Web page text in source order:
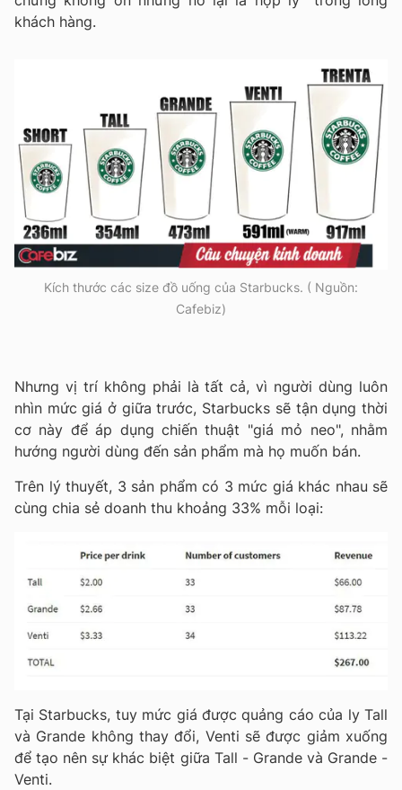
khách hàng.
Kích thước các size đồ uống của Starbucks. ( Nguồn:
Cafebiz)
Nhưng vị trí không phải là tất cả, vì người dùng luôn
nhìn mức giá ở giữa trước, Starbucks sẽ tận dụng thời
cơ này để áp dụng chiến thuật "giá mỏ neo", nhằm
hướng người dùng đến sản phẩm mà họ muốn bán.
Trên lý thuyết, 3 sản phẩm có 3 mức giá khác nhau sẽ
cùng chia sẻ doanh thu khoảng 33% mỗi loại:
Tại Starbucks, tuy mức giá được quảng cáo của ly Tall
và Grande không thay đổi, Venti sẽ được giảm xuống
để tạo nên sự khác biệt giữa Tall - Grande và Grande -
Venti.